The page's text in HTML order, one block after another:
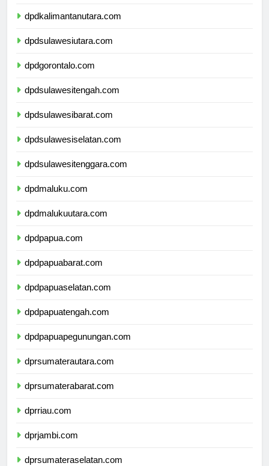
dpdkalimantanutara.com
dpdsulawesiutara.com
dpdgorontalo.com
dpdsulawesitengah.com
dpdsulawesibarat.com
dpdsulawesiselatan.com
dpdsulawesitenggara.com
dpdmaluku.com
dpdmalukuutara.com
dpdpapua.com
dpdpapuabarat.com
dpdpapuaselatan.com
dpdpapuatengah.com
dpdpapuapegunungan.com
dprsumaterautara.com
dprsumaterabarat.com
dprriau.com
dprjambi.com
dprsumateraselatan.com